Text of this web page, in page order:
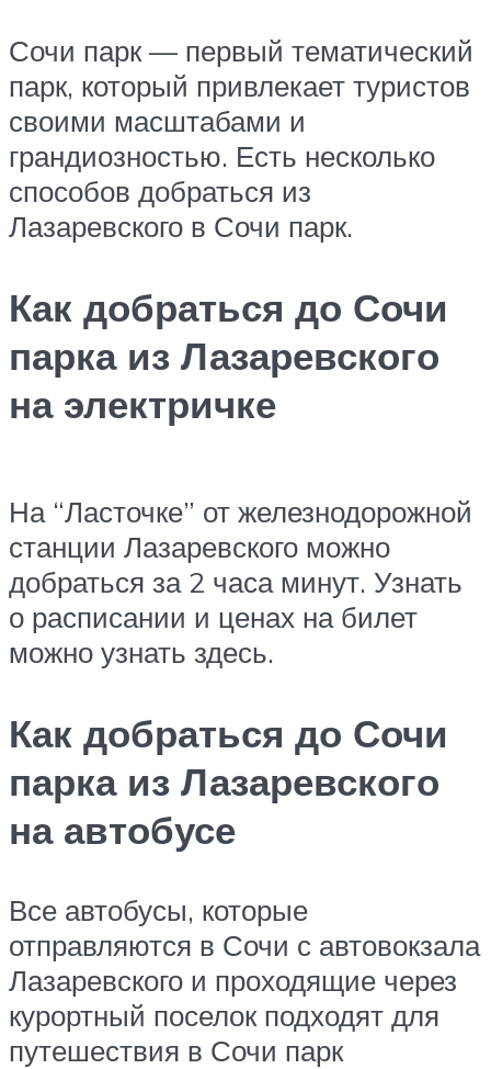
Сочи парк — первый тематический
парк, который привлекает туристов
своими масштабами и
грандиозностью. Есть несколько
способов добраться из
Лазаревского в Сочи парк.
Как добраться до Сочи
парка из Лазаревского
на электричке
На “Ласточке” от железнодорожной
станции Лазаревского можно
добраться за 2 часа минут. Узнать
о расписании и ценах на билет
можно узнать здесь.
Как добраться до Сочи
парка из Лазаревского
на автобусе
Все автобусы, которые
отправляются в Сочи с автовокзала
Лазаревского и проходящие через
курортный поселок подходят для
путешествия в Сочи парк